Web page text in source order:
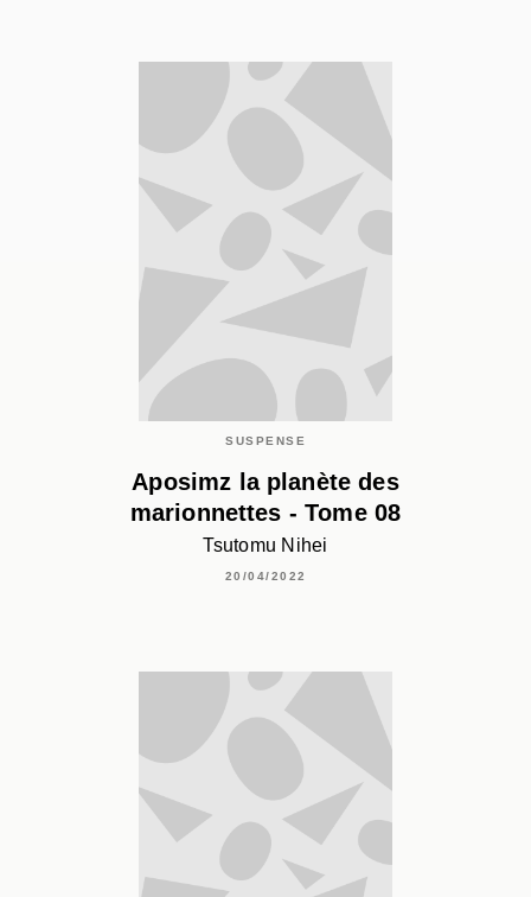
SUSPENSE
Aposimz la planète des
marionnettes - Tome 08
Tsutomu Nihei
20/04/2022